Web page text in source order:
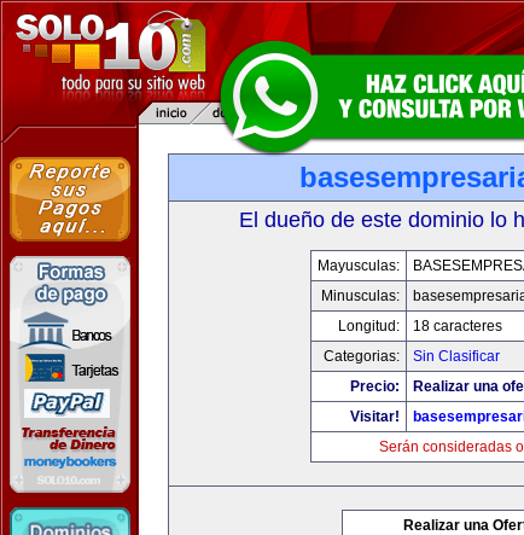
El dueño de este dominio lo
Mayusculas:
Minusculas:
Longitud:
18 caracteres
Categorias:
Sin Clasificar
Precio:
Realizar una
Visitar!
Serán consideradas
Realizar una